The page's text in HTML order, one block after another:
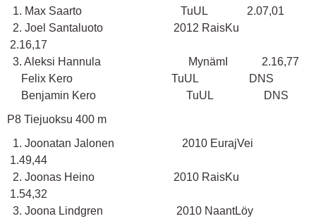
1. Max Saarto TuUL 2.07,01
2. Joel Santaluoto 2012 RaisKu
2.16,17
3. Aleksi Hannula MynämI 2.16,77
Felix Kero TuUL DNS
Benjamin Kero TuUL DNS
P8 Tiejuoksu 400 m
1. Joonatan Jalonen 2010 EurajVei
1.49,44
2. Joonas Heino 2010 RaisKu
1.54,32
3. Joona Lindgren 2010 NaantLöy